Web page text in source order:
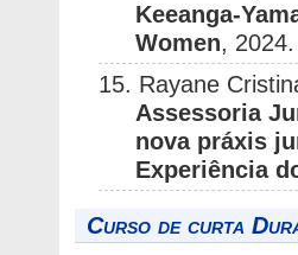
Keeanga-
Women, 2024.
15. Rayane
Assessoria
nova práxis
Experiência
Curso de curta